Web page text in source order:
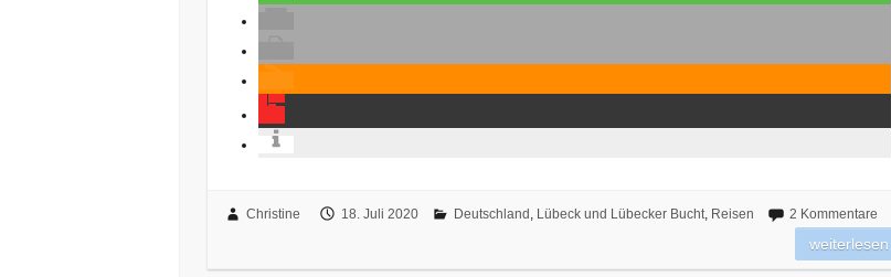
Christine 18. Juli 2020 Deutschland , Lübeck und Lübecker Bucht, Reisen 2 Kommentare
weiterlesen